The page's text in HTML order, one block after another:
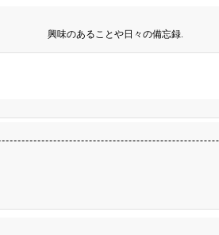
興味のあることや日々の備忘録.